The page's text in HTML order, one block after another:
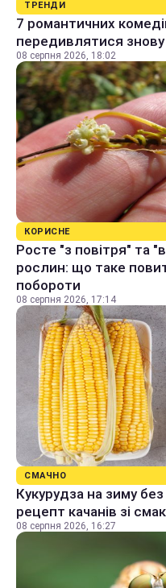
ТРЕНДИ
7 романтичних
передивлятися знову
08 серпня 2026, 18:02
КОРИСНЕ
Росте "з повітря" та
рослин: що таке
побороти
08 серпня 2026, 17:14
СМАЧНО
Кукурудза на зиму
рецепт качанів зі
08 серпня 2026, 16:27